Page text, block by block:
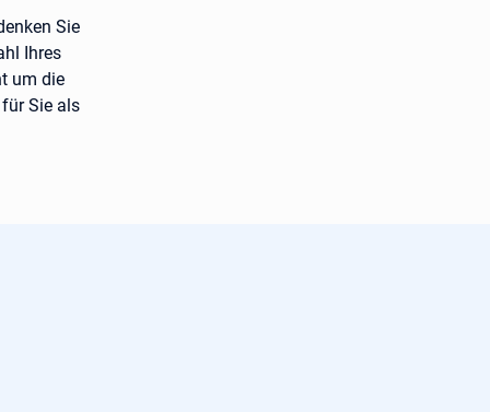
Sie
Ihres
um die
Sie als